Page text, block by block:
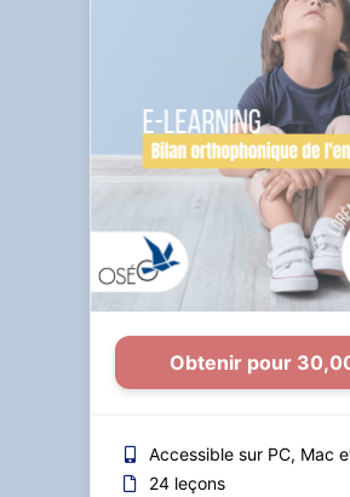
Obtenir pour
Accessible sur PC, Mac
24 leçons